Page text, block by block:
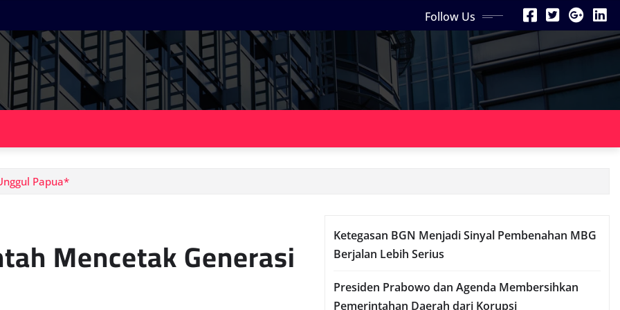
Follow Us
Papua*
Mencetak Generasi
Ketegasan BGN Menjadi Sinyal Pembenahan MBG
Berjalan Lebih Serius
Presiden Prabowo dan Agenda Membersihkan
Pemerintahan Daerah dari Korupsi